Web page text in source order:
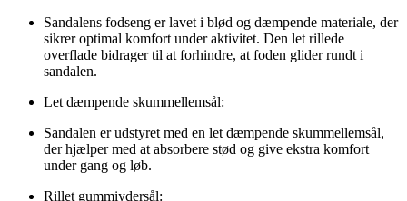
Sandalens fodseng er lavet i blød og dæmpende materiale, der
sikrer optimal komfort under aktivitet. Den let rillede
overflade bidrager til at forhindre, at foden glider rundt i
sandalen.
Let dæmpende skummellemsål:
Sandalen er udstyret med en let dæmpende skummellemsål,
der hjælper med at absorbere stød og give ekstra komfort
under gang og løb.
Rillet gummiydersål: